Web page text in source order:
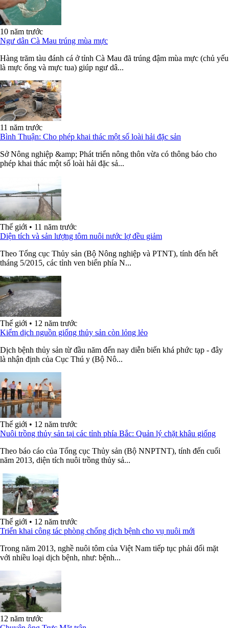
10 năm trước
Ngư dân Cà Mau trúng mùa mực
Hàng trăm tàu đánh cá ở tỉnh Cà Mau đã trúng đậm mùa mực (chủ yếu
là mực ống và mực tua) giúp ngư dâ...
11 năm trước
Bình Thuận: Cho phép khai thác một số loài hải đặc sản
Sở Nông nghiệp &amp; Phát triển nông thôn vừa có thông báo cho
phép khai thác một số loài hải đặc sả...
Thế giới • 11 năm trước
Diện tích và sản lượng tôm nuôi nước lợ đều giảm
Theo Tổng cục Thủy sản (Bộ Nông nghiệp và PTNT), tính đến hết
tháng 5/2015, các tỉnh ven biển phía N...
Thế giới • 12 năm trước
Kiểm dịch nguồn giống thủy sản còn lỏng lẻo
Dịch bệnh thủy sản từ đầu năm đến nay diễn biến khá phức tạp - đây
là nhận định của Cục Thú y (Bộ Nô...
Thế giới • 12 năm trước
Nuôi trồng thủy sản tại các tỉnh phía Bắc: Quản lý chặt khâu giống
Theo báo cáo của Tổng cục Thủy sản (Bộ NNPTNT), tính đến cuối
năm 2013, diện tích nuôi trồng thủy sả...
Thế giới • 12 năm trước
Triển khai công tác phòng chống dịch bệnh cho vụ nuôi mới
Trong năm 2013, nghề nuôi tôm của Việt Nam tiếp tục phải đối mặt
với nhiều loại dịch bệnh, như: bệnh...
12 năm trước